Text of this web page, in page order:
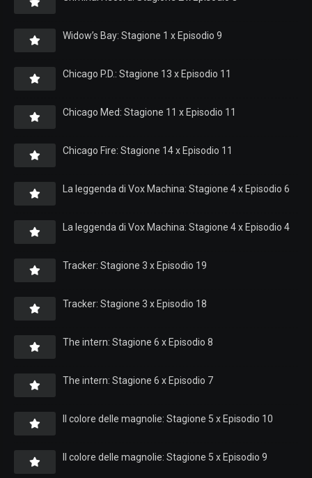
Widow’s Bay: Stagione 1 x Episodio 9
Chicago P.D.: Stagione 13 x Episodio 11
Chicago Med: Stagione 11 x Episodio 11
Chicago Fire: Stagione 14 x Episodio 11
La leggenda di Vox Machina: Stagione 4 x Episodio 6
La leggenda di Vox Machina: Stagione 4 x Episodio 4
Tracker: Stagione 3 x Episodio 19
Tracker: Stagione 3 x Episodio 18
The intern: Stagione 6 x Episodio 8
The intern: Stagione 6 x Episodio 7
Il colore delle magnolie: Stagione 5 x Episodio 10
Il colore delle magnolie: Stagione 5 x Episodio 9